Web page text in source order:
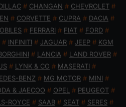
# CHANGAN # CHEVROLET #
# CORVETTE # CUPRA # DACIA #
# FERRARI # FIAT # FORD #
# INFINITI # JAGUAR # JEEP # KGM
# LANCIA # LAND ROVER #
# LYNK & CO # MASERATI #
BENZ # MG MOTOR # MINI #
& JAECOO # OPEL # PEUGEOT #
ROYCE # SAAB # SEAT # SERES #